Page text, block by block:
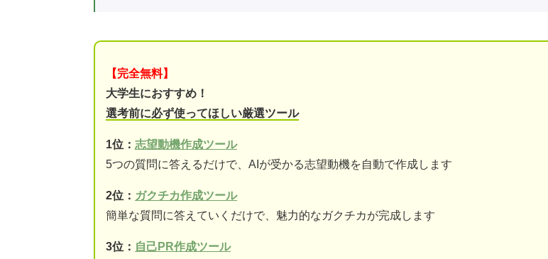
【完全無料】
大学生におすすめ！
選考前に必ず使ってほしい厳選ツール
1位： 志望動機作成ツール
5つの質問に答えるだけで、AIが受かる志望動機を自動で作成します
2位： ガクチカ作成ツール
簡単な質問に答えていくだけで、魅力的なガクチカが完成します
3位： 自己PR作成ツール